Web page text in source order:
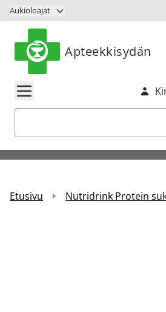
Siirry sisältöön
Aukioloajat
Apteekkisydän
Etusivu Nutridrink Protein